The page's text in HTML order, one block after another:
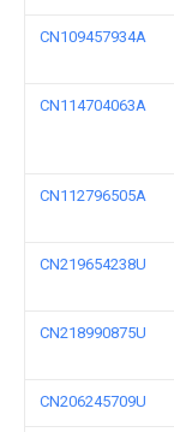
CN109457934A
CN114704063A
CN112796505A
CN219654238U
CN218990875U
CN206245709U